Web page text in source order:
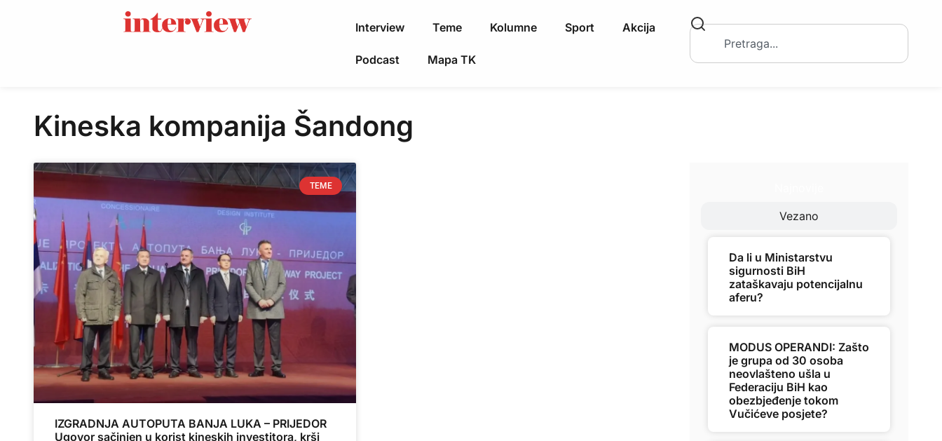
Interview Teme Kolumne Sport Akcija
Podcast Mapa TK
Kineska kompanija Šandong
TEME
IZGRADNJA AUTOPUTA BANJA LUKA – PRIJEDOR
Ugovor sačinjen u korist kineskih investitora, krši
Vezano
Da li u Ministarstvu
sigurnosti BiH
zataškavaju potencijalnu
aferu?
MODUS OPERANDI: Zašto
je grupa od 30 osoba
neovlašteno ušla u
Federaciju BiH kao
obezbjeđenje tokom
Vučićeve posjete?